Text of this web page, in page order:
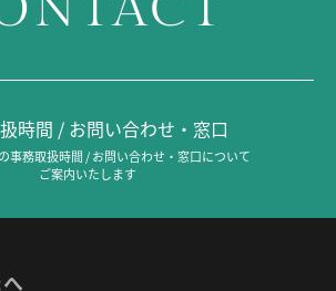
時間 / お問い合わせ・窓口
事務取扱時間 / お問い合わせ・窓口について
ご案内いたします